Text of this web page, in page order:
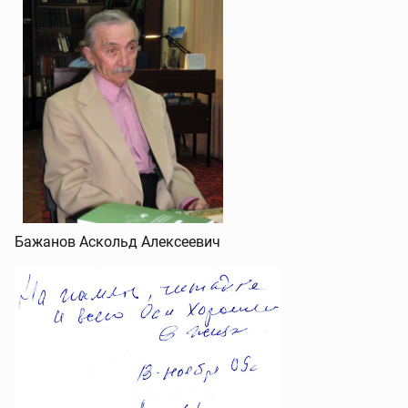
Бажанов Аскольд Алексеевич